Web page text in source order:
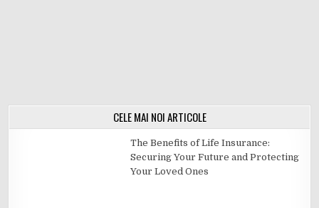
CELE MAI NOI ARTICOLE
The Benefits of Life Insurance:
Securing Your Future and Protecting
Your Loved Ones